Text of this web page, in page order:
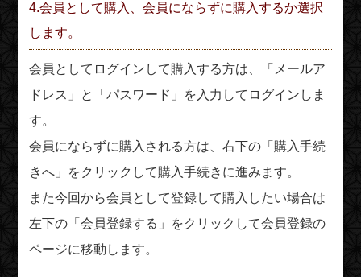
4.会員として購入、会員にならずに購入するか選択
します。
会員としてログインして購入する方は、「メールア
ドレス」と「パスワード」を入力してログインしま
す。
会員にならずに購入される方は、右下の「購入手続
きへ」をクリックして購入手続きに進みます。
また今回から会員として登録して購入したい場合は
左下の「会員登録する」をクリックして会員登録の
ページに移動します。